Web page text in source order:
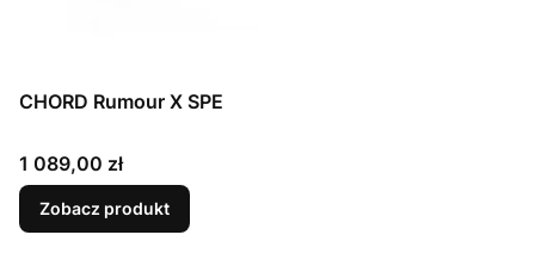
CHORD Rumour X SPE
Cena
1 089,00 zł
Zobacz produkt